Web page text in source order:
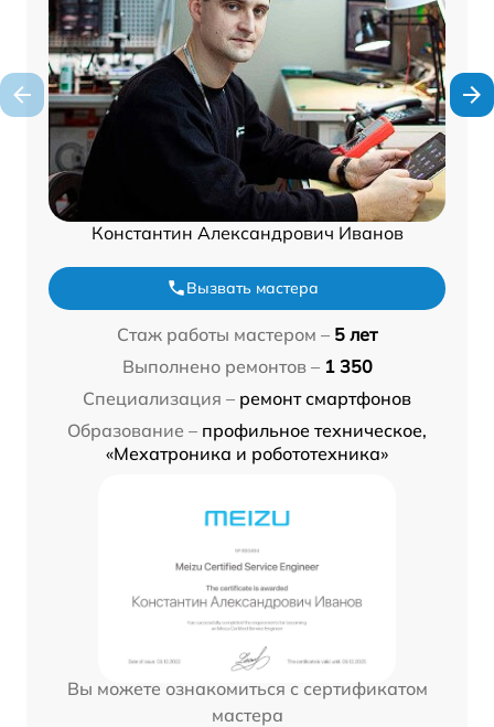
Константин Александрович Иванов
Вызвать мастера
Стаж работы мастером – 5 лет
Выполнено ремонтов – 1 350
Специализация – ремонт смартфонов
Образование – профильное техническое,
«Мехатроника и робототехника»
Вы можете ознакомиться с сертификатом
мастера